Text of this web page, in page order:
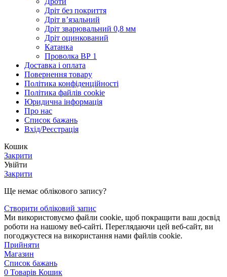
Дріт без покриття
Дріт в’язальний
Дріт зварювальний 0,8 мм
Дріт оцинкований
Катанка
Проволка ВР 1
Доставка і оплата
Повернення товару
Політика конфіденційності
Політика файлів cookie
Юридична інформація
Про нас
Список бажань
Вхід/Реєстрація
Кошик
Закрити
Увійти
Закрити
Ще немає облікового запису?
Створити обліковий запис
Ми використовуємо файли cookie, щоб покращити ваш досвід
роботи на нашому веб-сайті. Переглядаючи цей веб-сайт, ви
погоджуєтеся на використання нами файлів cookie.
Прийняти
Магазин
Список бажань
0 Товарів Кошик